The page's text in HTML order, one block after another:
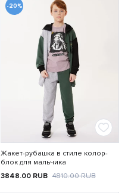
-20%
Жакет-рубашка в стиле колор-
блок для мальчика
3848.00 RUB 4810.00RUB